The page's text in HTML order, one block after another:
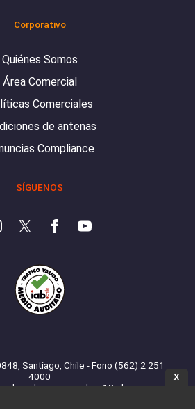
Corporativo
Quiénes Somos
Área Comercial
Comerciales
de antenas
Compliance
SÍGUENOS
Santiago, Chile - Fono (562) 2 251
4000
derechos reservados. 13.cl
X